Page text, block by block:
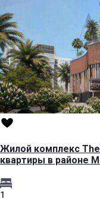
Жилой комплекс
квартиры в районе
1